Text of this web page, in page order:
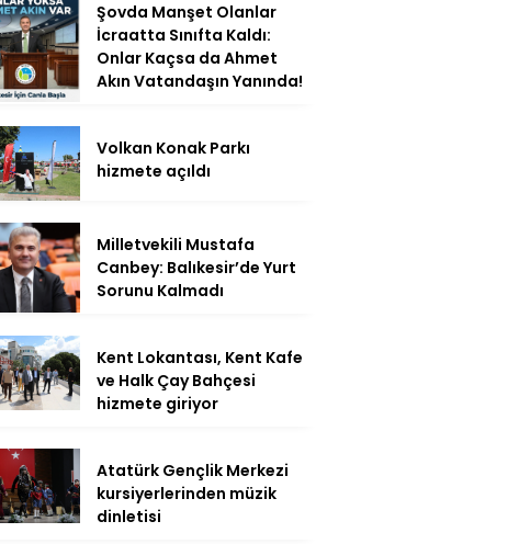
Şovda Manşet Olanlar
İcraatta Sınıfta Kaldı:
Onlar Kaçsa da Ahmet
Akın Vatandaşın Yanında!
Volkan Konak Parkı
hizmete açıldı
Milletvekili Mustafa
Canbey: Balıkesir’de Yurt
Sorunu Kalmadı
Kent Lokantası, Kent Kafe
ve Halk Çay Bahçesi
hizmete giriyor
Atatürk Gençlik Merkezi
kursiyerlerinden müzik
dinletisi